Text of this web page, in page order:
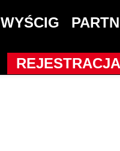
WYŚCIG
REJESTRACJA